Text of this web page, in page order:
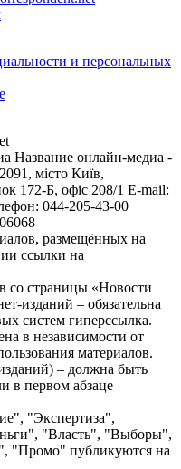
и персональных
Название онлайн-медиа -
місто Київ,
Б, офіс 208/1 E-mail:
044-205-43-00
размещённых на
ссылки на
со страницы «Новости
изданий – обязательна
систем гиперссылка.
в независимости от
материалов.
– должна быть
в первом абзаце
"Экспертиза",
"Власть", "Выборы",
"Промо" публикуются на